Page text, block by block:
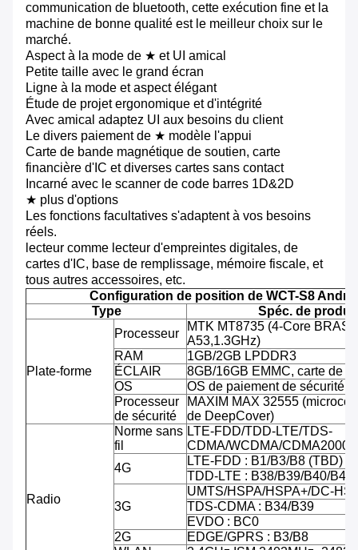
communication de bluetooth, cette exécution fine et la
machine de bonne qualité est le meilleur choix sur le
marché.
Aspect à la mode de ★ et UI amical
Petite taille avec le grand écran
Ligne à la mode et aspect élégant
Étude de projet ergonomique et d'intégrité
Avec amical adaptez UI aux besoins du client
Le divers paiement de ★ modèle l'appui
Carte de bande magnétique de soutien, carte
financière d'IC et diverses cartes sans contact
Incarné avec le scanner de code barres 1D&2D
★ plus d'options
Les fonctions facultatives s'adaptent à vos besoins
réels.
lecteur comme lecteur d'empreintes digitales, de
cartes d'IC, base de remplissage, mémoire fiscale, et
tous autres accessoires, etc.
Configuration de position de WCT-S8
Type
Spéc. de produit
Plate-forme
Processeur
MTK MT8735 (4-Core BRAS
A53,1.3GHz)
RAM
1GB/2GB LPDDR3
ÉCLAIR
8GB/16GB EMMC, carte de
OS
OS de paiement de sécurité
Processeur
de sécurité
MAXIM MAX 32555
de DeepCover)
Radio
Norme sans
fil
LTE-FDD/TDD-LTE/TDS-
CDMA/WCDMA/CDMA2000/
4G
LTE-FDD : B1/B3/B8 (TBD)
TDD-LTE : B38/B39/B40/B41
3G
UMTS/HSPA/HSPA+/DC-
TDS-CDMA : B34/B39
EVDO : BC0
2G
EDGE/GPRS : B3/B8